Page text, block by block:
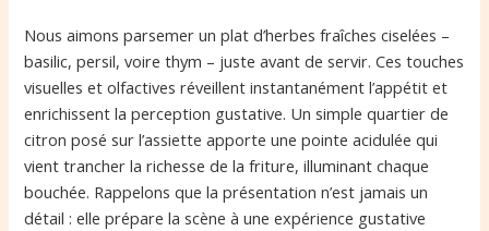
Nous aimons parsemer un plat d’herbes fraîches ciselées –
basilic, persil, voire thym – juste avant de servir. Ces touches
visuelles et olfactives réveillent instantanément l’appétit et
enrichissent la perception gustative. Un simple quartier de
citron posé sur l’assiette apporte une pointe acidulée qui
vient trancher la richesse de la friture, illuminant chaque
bouchée. Rappelons que la présentation n’est jamais un
détail : elle prépare la scène à une expérience gustative